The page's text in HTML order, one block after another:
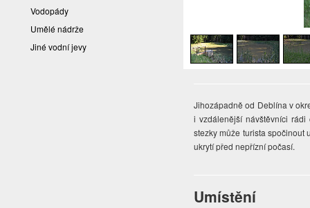
Vodopády
Umělé nádrže
Jiné vodní jevy
Jihozápadně od Deblína v
i vzdálenější návštěvníci
stezky může turista
ukrytí před nepřízní počasí.
Umístění